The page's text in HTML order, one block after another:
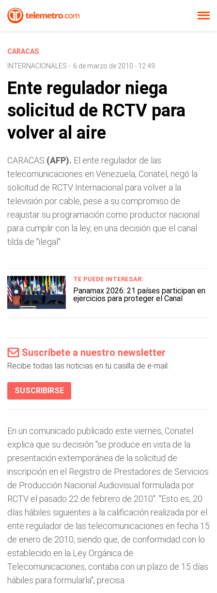
CARACAS
INTERNACIONALES - 6 de marzo de 2010 - 12:49
Ente regulador niega
solicitud de RCTV para
volver al aire
CARACAS (AFP). El ente regulador de las
telecomunicaciones en Venezuela, Conatel, negó la
solicitud de RCTV Internacional para volver a la
televisión por cable, pese a su compromiso de
reajustar su programación como productor nacional
para cumplir con la ley, en una decisión que el canal
tilda de "ilegal".
TE PUEDE INTERESAR:
Panamax 2026: 21 países participan en
ejercicios para proteger el Canal
Suscríbete a nuestro newsletter
Recibe todas las noticias en tu casilla de e-mail.
SUSCRIBIRSE
En un comunicado publicado este viernes, Conatel
explica que su decisión "se produce en vista de la
presentación extemporánea de la solicitud de
inscripción en el Registro de Prestadores de Servicios
de Producción Nacional Audiovisual formulada por
RCTV el pasado 22 de febrero de 2010". "Esto es, 20
días hábiles siguientes a la calificación realizada por el
ente regulador de las telecomunicaciones en fecha 15
de enero de 2010, siendo que, de conformidad con lo
establecido en la Ley Orgánica de
Telecomunicaciones, contaba con un plazo de 15 días
hábiles para formularla", precisa.